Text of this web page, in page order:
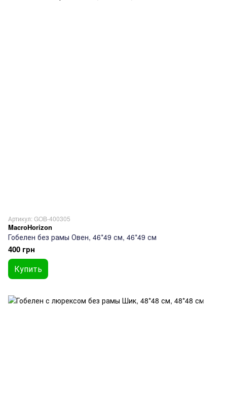
Артикул: GOB-400305
MacroHorizon
Гобелен без рамы Овен, 46*49 см, 46*49 см
400 грн
Купить